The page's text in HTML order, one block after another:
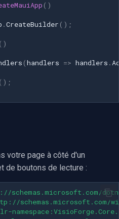
()
.CreateBuilder ();
()
(handlers => handlers .
();
votre page à côté d'un
de boutons de lecture :
schemas.microsoft.com/
schemas.microsoft.com/